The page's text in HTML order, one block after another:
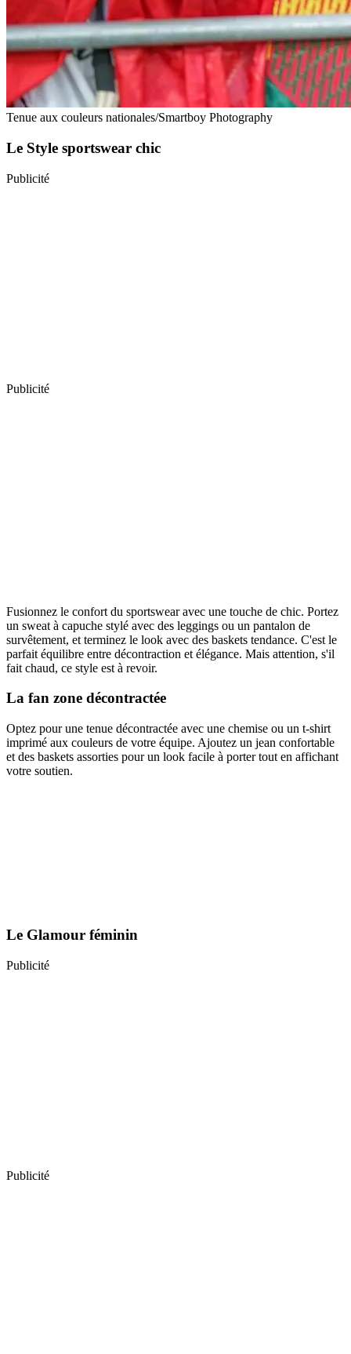
Tenue aux couleurs nationales/Smartboy Photography
Le Style sportswear chic
Publicité
Publicité
Fusionnez le confort du sportswear avec une touche de chic. Portez
un sweat à capuche stylé avec des leggings ou un pantalon de
survêtement, et terminez le look avec des baskets tendance. C'est le
parfait équilibre entre décontraction et élégance. Mais attention, s'il
fait chaud, ce style est à revoir.
La fan zone décontractée
Optez pour une tenue décontractée avec une chemise ou un t-shirt
imprimé aux couleurs de votre équipe. Ajoutez un jean confortable
et des baskets assorties pour un look facile à porter tout en affichant
votre soutien.
Le Glamour féminin
Publicité
Publicité